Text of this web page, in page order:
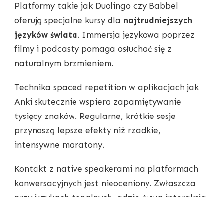
Platformy takie jak Duolingo czy Babbel
oferują specjalne kursy dla najtrudniejszych
języków świata. Immersja językowa poprzez
filmy i podcasty pomaga osłuchać się z
naturalnym brzmieniem.
Technika spaced repetition w aplikacjach jak
Anki skutecznie wspiera zapamiętywanie
tysięcy znaków. Regularne, krótkie sesje
przynoszą lepsze efekty niż rzadkie,
intensywne maratony.
Kontakt z native speakerami na platformach
konwersacyjnych jest nieoceniony. Zwłaszcza